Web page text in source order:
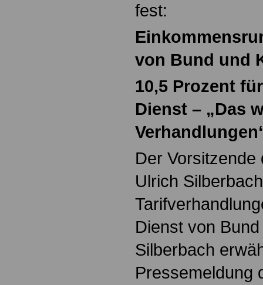
fest:
von Bund und
10,5 Prozent
Dienst – „Das
Der
Ulrich
Dienst von
Silberbach
Pressemeldung